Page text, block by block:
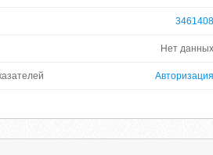
3461408
Нет данных
Авторизация